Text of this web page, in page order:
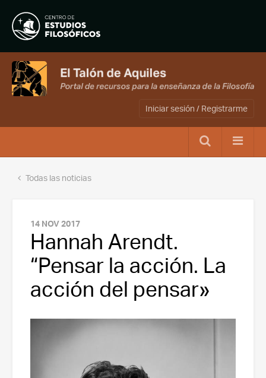
Iniciar sesión / Registrarme
Todas las noticias
14 NOV 2017
Hannah Arendt.
“Pensar la acción. La
acción del pensar»